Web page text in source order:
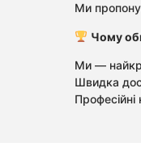
Ми
Чому
Ми —
Швидка
Професійні